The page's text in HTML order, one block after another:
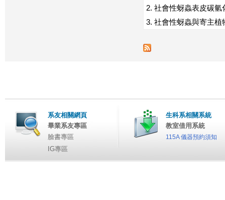
2. 社會性蚜蟲表皮碳氫
3. 社會性蚜蟲與寄主植
系友相關網頁
畢業系友專區
臉書專區
IG專區
生科系相關系統
教室借用系統
115A 儀器預約須知